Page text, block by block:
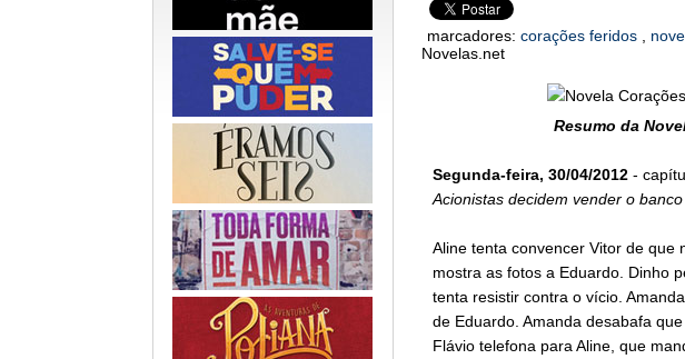
marcadores: corações feridos
Novelas.net
Resumo da
Segunda-feira, 30/04/2012-
Acionistas decidem vender o banco
Aline tenta convencer Vitor de que
mostra as fotos a Eduardo. Dinho
tenta resistir contra o vício.
de Eduardo. Amanda desabafa
Flávio telefona para Aline, que